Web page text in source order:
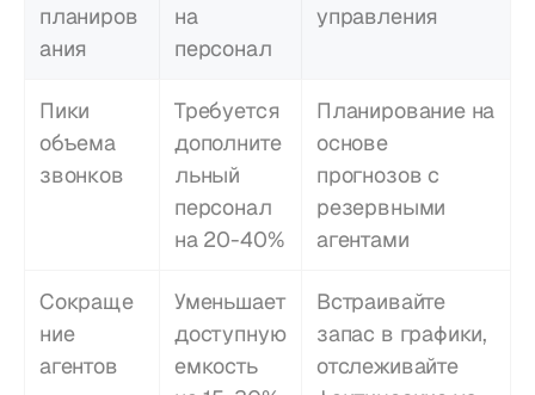
планиров
ания
на
персонал
управления
Пики
объема
звонков
Требуется
дополните
льный
персонал
на 20-40%
Планирование на
основе
прогнозов с
резервными
агентами
Сокраще
ние
агентов
Уменьшает
доступную
емкость
Встраивайте
запас в графики,
отслеживайте